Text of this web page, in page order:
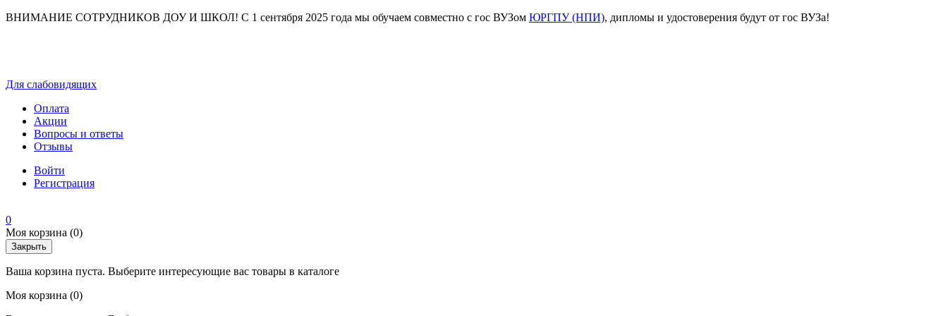
ВНИМАНИЕ СОТРУДНИКОВ ДОУ И ШКОЛ! С 1 сентября 2025 года мы обучаем совместно с гос ВУЗом ЮРГПУ (НПИ), дипломы и удостоверения будут от гос ВУЗа!
Для слабовидящих
Оплата
Акции
Вопросы и ответы
Отзывы
Войти
Регистрация
0
Моя корзина (0)
Закрыть
Ваша корзина пуста. Выберите интересующие вас товары в каталоге
Моя корзина (0)